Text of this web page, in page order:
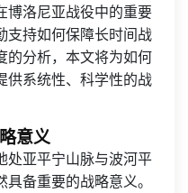
博洛尼亚战役中的重要
支持如何保障长时间战
的分析，本文将为如何
供系统性、科学性的战
意义
处亚平宁山脉与波河平
备重要的战略意义。